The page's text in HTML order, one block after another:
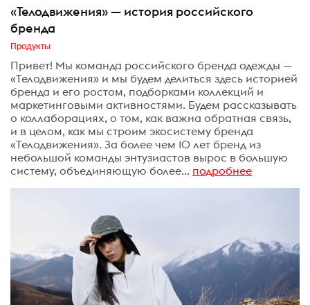
«Телодвижения» — история российского
бренда
Продукты
Привет! Мы команда российского бренда одежды —
«Телодвижения» и мы будем делиться здесь историей
бренда и его ростом, подборками коллекций и
маркетинговыми активностями. Будем рассказывать
о коллаборациях, о том, как важна обратная связь,
и в целом, как мы строим экосистему бренда
«Телодвижения». За более чем 10 лет бренд из
небольшой команды энтузиастов вырос в большую
систему, объединяющую более... подробнее